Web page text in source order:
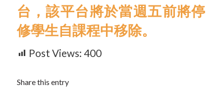
台，該平台將於當週五前將停
修學生自課程中移除。
Post Views: 400
Share this entry